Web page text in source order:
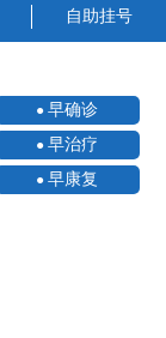
自助挂号
早确诊
早治疗
早康复